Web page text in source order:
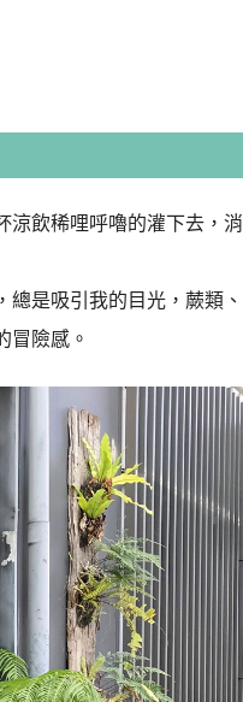
涼飲稀哩呼嚕的灌下去，消
是吸引我的目光，蕨類、
冒險感。